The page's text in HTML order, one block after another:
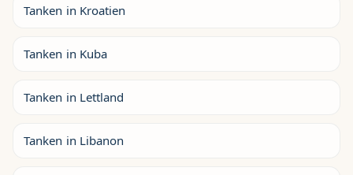
Tanken in Kroatien
Tanken in Kuba
Tanken in Lettland
Tanken in Libanon